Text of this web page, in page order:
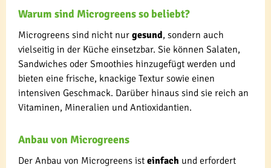
Warum sind Microgreens so beliebt?
Microgreens sind nicht nur gesund, sondern auch
vielseitig in der Küche einsetzbar. Sie können Salaten,
Sandwiches oder Smoothies hinzugefügt werden und
bieten eine frische, knackige Textur sowie einen
intensiven Geschmack. Darüber hinaus sind sie reich an
Vitaminen, Mineralien und Antioxidantien.
Anbau von Microgreens
Der Anbau von Microgreens ist einfach und erfordert